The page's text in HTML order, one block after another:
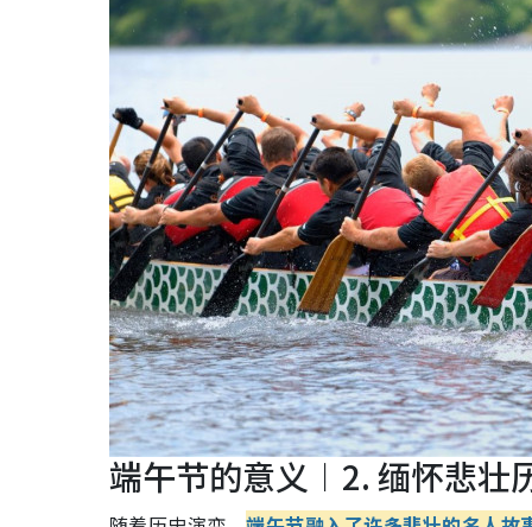
端午节的意义︱2. 缅怀悲壮